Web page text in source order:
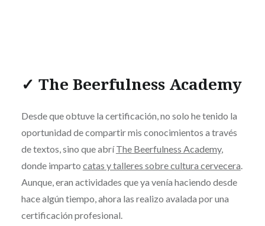
✓ The Beerfulness Academy
Desde que obtuve la certificación, no solo he tenido la
oportunidad de compartir mis conocimientos a través
de textos, sino que abríThe Beerfulness Academy,
donde imparto catas y talleres sobre cultura cervecera.
Aunque, eran actividades que ya venía haciendo desde
hace algún tiempo, ahora las realizo avalada por una
certificación profesional.